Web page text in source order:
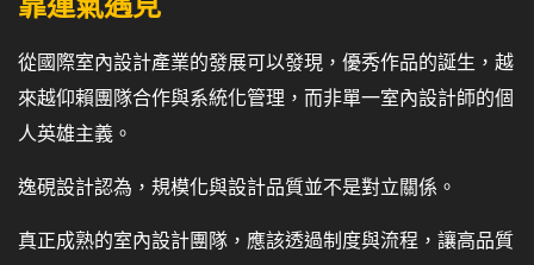
從國際室內設計產業的發展可以發現，優秀作品的誕生，越
來越仰賴團隊合作與系統化管理，而非單一室內設計師的個
人英雄主義。
逸硯設計認為，規模化與設計品質並不是對立關係。
真正成熟的室內設計團隊，應該透過制度與流程，讓高品質